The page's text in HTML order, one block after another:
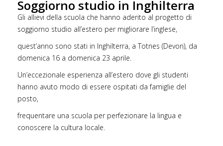
Soggiorno studio in Inghilterra
Gli allievi della scuola che hanno aderito al progetto di
soggiorno studio all’estero per migliorare l’inglese,
quest’anno sono stati in Inghilterra, a Totnes (Devon), da
domenica 16 a domenica 23 aprile.
Un’eccezionale esperienza all’estero dove gli studenti
hanno avuto modo di essere ospitati da famiglie del
posto,
frequentare una scuola per perfezionare la lingua e
conoscere la cultura locale.